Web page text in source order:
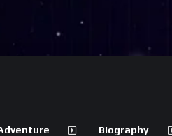
Biography